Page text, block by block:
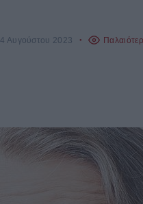
4 Αυγούστου 2023